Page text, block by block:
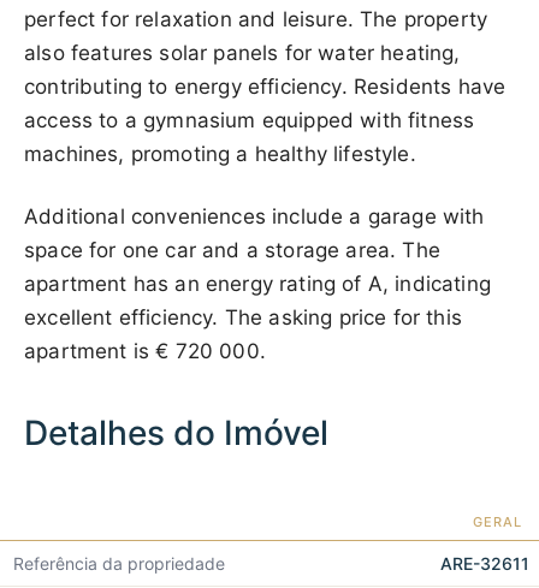
perfect for relaxation and leisure. The property
also features solar panels for water heating,
contributing to energy efficiency. Residents have
access to a gymnasium equipped with fitness
machines, promoting a healthy lifestyle.
Additional conveniences include a garage with
space for one car and a storage area. The
apartment has an energy rating of A, indicating
excellent efficiency. The asking price for this
apartment is€ 720 000.
Detalhes do Imóvel
GERAL
Referência da propriedade ARE-32611